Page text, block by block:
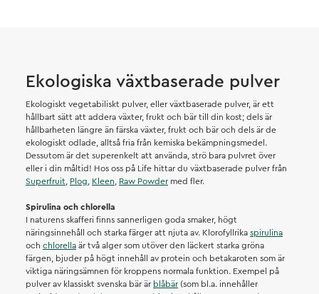
Ekologiska växtbaserade pulver
Ekologiskt vegetabiliskt pulver, eller växtbaserade pulver, är ett
hållbart sätt att addera växter, frukt och bär till din kost; dels är
hållbarheten längre än färska växter, frukt och bär och dels är de
ekologiskt odlade, alltså fria från kemiska bekämpningsmedel.
Dessutom är det superenkelt att använda, strö bara pulvret över
eller i din måltid! Hos oss på Life hittar du växtbaserade pulver från
Superfruit
Plog Kleen Raw Powder med fler.
Spirulina och chlorella
I naturens skafferi finns sannerligen goda smaker, högt
näringsinnehåll och starka färger att njuta av. Klorofyllrika spirulina
och chlorella är två alger som utöver den läckert starka gröna
färgen, bjuder på högt innehåll av protein och betakaroten som är
viktiga näringsämnen för kroppens normala funktion. Exempel på
pulver av klassiskt svenska bär är blåbär (som bl.a. innehåller